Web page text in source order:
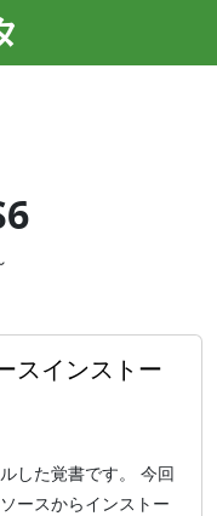
スインストー
した覚書です。 今回
ースからインストー